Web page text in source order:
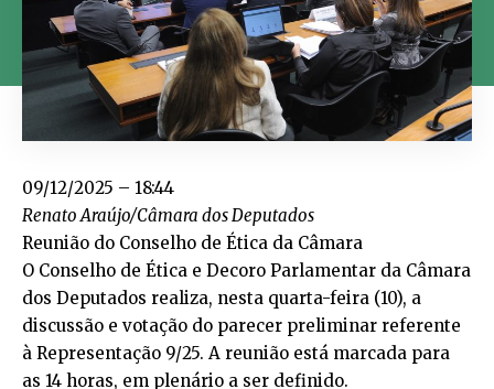
09/12/2025 – 18:44
Renato Araújo/Câmara dos Deputados
Reunião do Conselho de Ética da Câmara
O Conselho de Ética e Decoro Parlamentar da Câmara
dos Deputados realiza, nesta quarta-feira (10), a
discussão e votação do parecer preliminar referente
à Representação 9/25. A reunião está marcada para
as 14 horas, em plenário a ser definido.